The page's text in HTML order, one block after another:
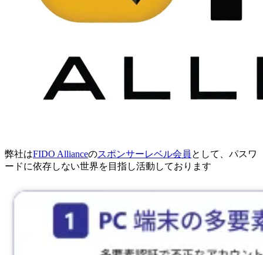
弊社はFIDO Allianceのスポンサーレベル会員 として、パスワ
ードに依存しない世界を目指し活動しております